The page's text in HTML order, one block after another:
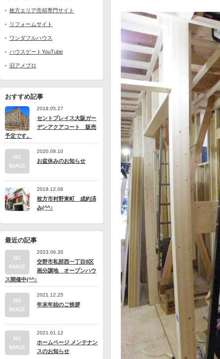
枚方エリア売却専門サイト
リフォームサイト
ワンダフルハウス
ハウスゲートYouTube
旧アメブロ
おすすめ記事
2018.05.27
セントプレイス大阪ガー
デンアクアコート 販売
予定です。
2020.08.10
お盆休みのお知らせ
2019.12.08
枚方市村野東町 成約済
み(^^♪
最近の記事
2023.06.30
交野市私部西一丁目8区
画分譲地 オープンハウ
ス開催中(^^♪
2021.12.25
年末年始のご挨拶
2021.01.12
ホームページ メンテナン
スのお知らせ